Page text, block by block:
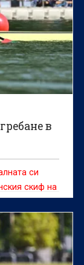
в
си
скиф на
г. в